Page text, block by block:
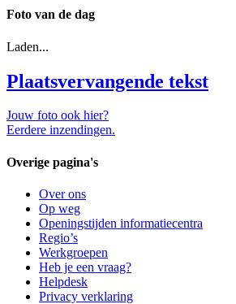
Foto van de dag
Laden...
Plaatsvervangende tekst
Jouw foto ook hier?
Eerdere inzendingen.
Overige pagina's
Over ons
Op weg
Openingstijden informatiecentra
Regio’s
Werkgroepen
Heb je een vraag?
Helpdesk
Privacy verklaring